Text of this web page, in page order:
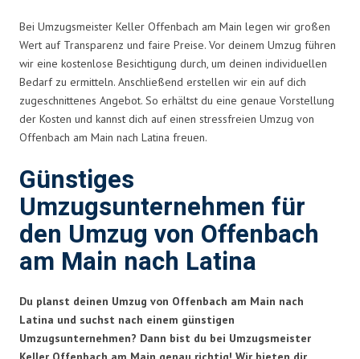
Bei Umzugsmeister Keller Offenbach am Main legen wir großen
Wert auf Transparenz und faire Preise. Vor deinem Umzug führen
wir eine kostenlose Besichtigung durch, um deinen individuellen
Bedarf zu ermitteln. Anschließend erstellen wir ein auf dich
zugeschnittenes Angebot. So erhältst du eine genaue Vorstellung
der Kosten und kannst dich auf einen stressfreien Umzug von
Offenbach am Main nach Latina freuen.
Günstiges
Umzugsunternehmen für
den Umzug von Offenbach
am Main nach Latina
Du planst deinen Umzug von Offenbach am Main nach
Latina und suchst nach einem günstigen
Umzugsunternehmen? Dann bist du bei Umzugsmeister